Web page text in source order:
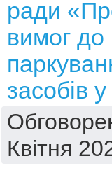
ради
вимог до
засобів у
Квітня